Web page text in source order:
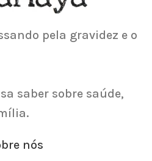
Saiba Mais
pela gravidez e o
saber sobre saúde,
nós